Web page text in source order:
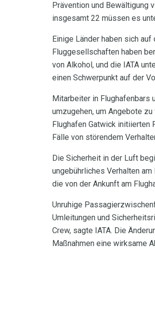
Prävention und Bewältigung
insgesamt 22 müssen es
Einige Länder haben sich
Fluggesellschaften haben
von Alkohol, und die IATA
einen Schwerpunkt auf der
Mitarbeiter in Flughafenbars
umzugehen, um Angebote
Flughafen Gatwick
Fälle von störendem
Die Sicherheit in der Luft
ungebührliches Verhalten
die von der Ankunft am
Unruhige
Umleitungen und
Crew, sagte IATA. Die
Maßnahmen eine wirksame